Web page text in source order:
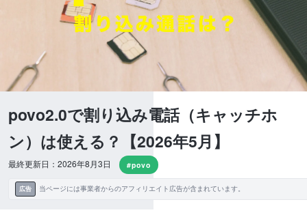
povo2.0で割り込み電話（キャッチホ
ン）は使える？【2026年5月】
最終更新日：2026年8月3日 #povo
広告 当ページには事業者からのアフィリエイト広告が含まれています。